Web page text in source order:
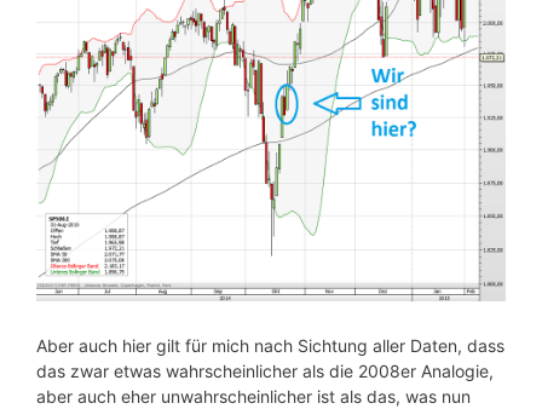
Aber auch hier gilt für mich nach Sichtung aller Daten, dass
das zwar etwas wahrscheinlicher als die 2008er Analogie,
aber auch eher unwahrscheinlicher ist als das, was nun